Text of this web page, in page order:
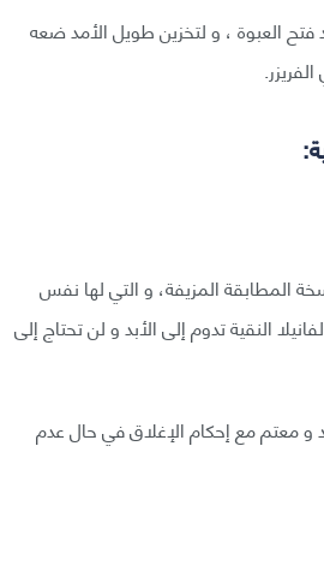
فتح العبوة ، و لتخزين طويل الأمد ضعه
المطابقة المزيفة، و التي لها نفس
النقية تدوم إلى الأبد و لن تحتاج إلى
و معتم مع إحكام الإغلاق في حال عدم